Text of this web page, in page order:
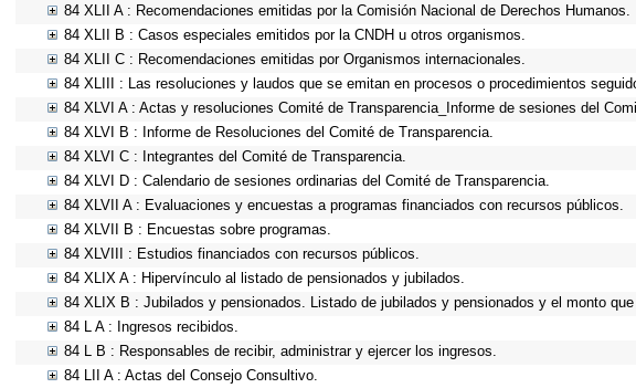
84 XLII A : Recomendaciones emitidas por la Comisión Nacional de Derechos Humanos.
84 XLII B : Casos especiales emitidos por la CNDH u otros organismos.
84 XLII C : Recomendaciones emitidas por Organismos internacionales.
84 XLIII : Las resoluciones y laudos que se emitan en procesos o procedimientos
84 XLVI A : Actas y resoluciones Comité de Transparencia_Informe de sesiones del
84 XLVI B : Informe de Resoluciones del Comité de Transparencia.
84 XLVI C : Integrantes del Comité de Transparencia.
84 XLVI D : Calendario de sesiones ordinarias del Comité de Transparencia.
84 XLVII A : Evaluaciones y encuestas a programas financiados con recursos públicos.
84 XLVII B : Encuestas sobre programas.
84 XLVIII : Estudios financiados con recursos públicos.
84 XLIX A : Hipervínculo al listado de pensionados y jubilados.
84 XLIX B : Jubilados y pensionados. Listado de jubilados y pensionados y el monto
84 L A : Ingresos recibidos.
84 L B : Responsables de recibir, administrar y ejercer los ingresos.
84 LII A : Actas del Consejo Consultivo.